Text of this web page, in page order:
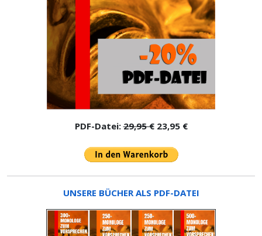
PDF-Datei:29,95 €23,95 €
UNSERE BÜCHER ALS PDF-DATEI